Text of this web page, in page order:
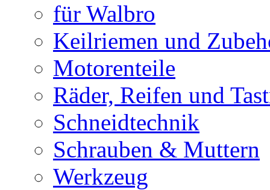
für Walbro
Keilriemen und
Motorenteile
Räder, Reifen und
Schneidtechnik
Schrauben & Muttern
Werkzeug